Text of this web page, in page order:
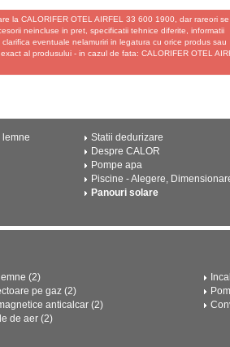
la CALORIFER OTEL AIRFEL 33 600 1900, dar rareori se
neincluse in pret, specificatii tehnice diferite, informatii
eventuale nelamuriri in legatura cu orice produs sau
al produsului - in cazul de fata: CALORIFER OTEL
lemne
Statii dedurizare
Despre CALOR
Pompe apa
Piscine - Alegere,
Panouri solare
(2)
pe gaz (2)
anticalcar (2)
de aer (2)